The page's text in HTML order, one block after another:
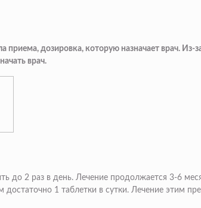
дозировка, которую назначает врач. Из-
врач.
до 2 раз в день. Лечение продолжается 3-6
1 таблетки в сутки. Лечение этим